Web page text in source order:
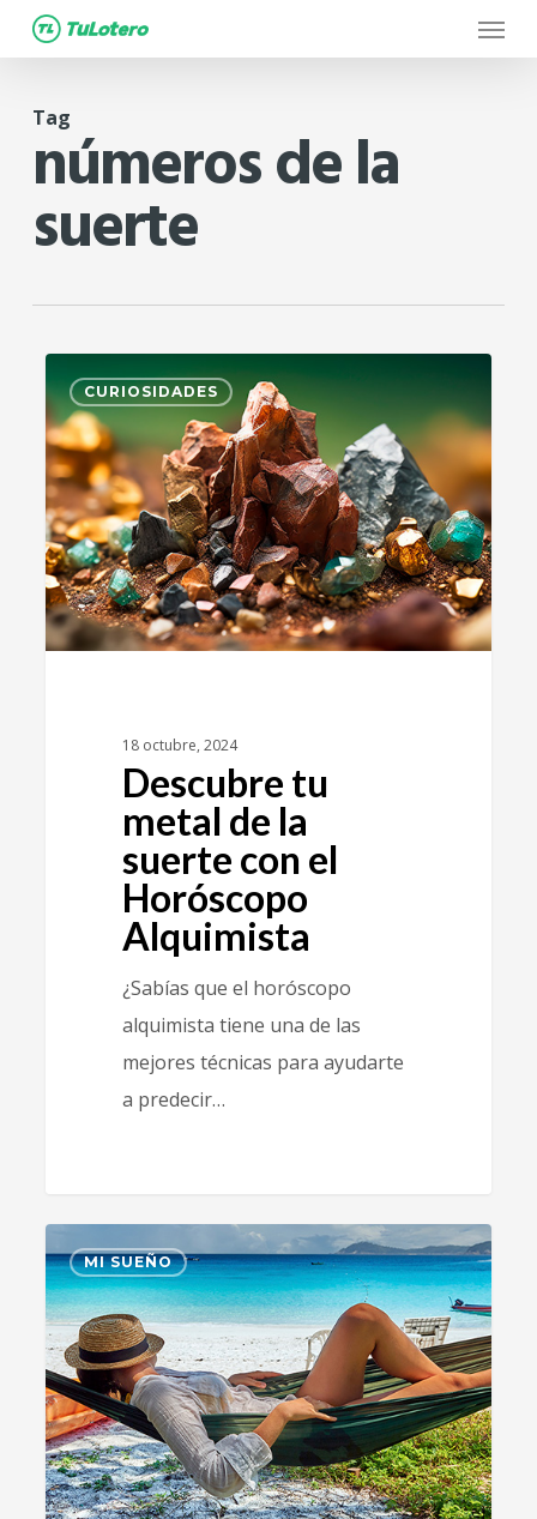
Skip
to
content
Menu
Tag
números de la
suerte
CURIOSIDADES
18 octubre, 2024
Descubre tu
metal de la
suerte con el
Horóscopo
Alquimista
¿Sabías que el horóscopo
alquimista tiene una de las
mejores técnicas para ayudarte
a predecir…
0
MI SUEÑO 0